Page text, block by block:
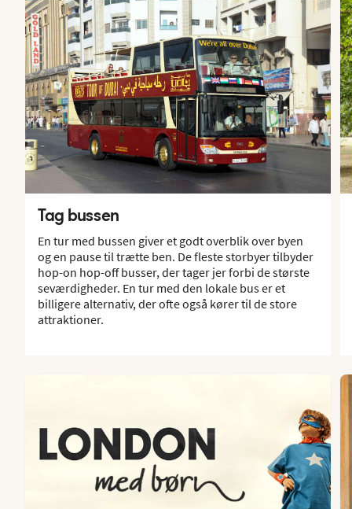
Tag bussen
En tur med bussen giver et godt overblik over byen
og en pause til trætte ben. De fleste storbyer tilbyder
hop-on hop-off busser, der tager jer forbi de største
seværdigheder. En tur med den lokale bus er et
billigere alternativ, der ofte også kører til de store
attraktioner.